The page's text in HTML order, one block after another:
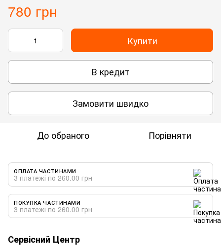
780 грн
Купити
В кредит
Замовити швидко
До обраного Порівняти
ОПЛАТА ЧАСТИНАМИ
3 платежі по 260.00 грн
ПОКУПКА ЧАСТИНАМИ
3 платежі по 260.00 грн
Сервісний Центр